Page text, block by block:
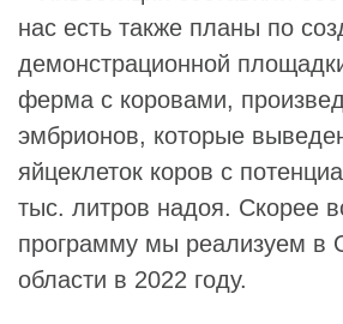
нас есть также планы по
демонстрационной
ферма с коровами,
эмбрионов, которые
яйцеклеток коров с
тыс. литров надоя. Скорее
программу мы реализуем в
области в 2022 году.